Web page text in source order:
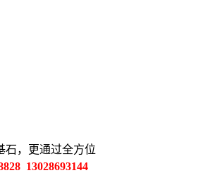
石，更通过全方位
13028693144